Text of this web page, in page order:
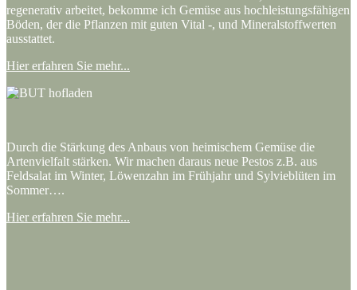
regenerativ arbeitet, bekomme ich Gemüse aus hochleistungsfähigen
Böden, der die Pflanzen mit guten Vital -, und Mineralstoffwerten
ausstattet.
Hier erfahren Sie mehr...
Durch die Stärkung des Anbaus von heimischem Gemüse die
Artenvielfalt stärken. Wir machen daraus neue Pestos z.B. aus
Feldsalat im Winter, Löwenzahn im Frühjahr und Sylvieblüten im
Sommer….
Hier erfahren Sie mehr...